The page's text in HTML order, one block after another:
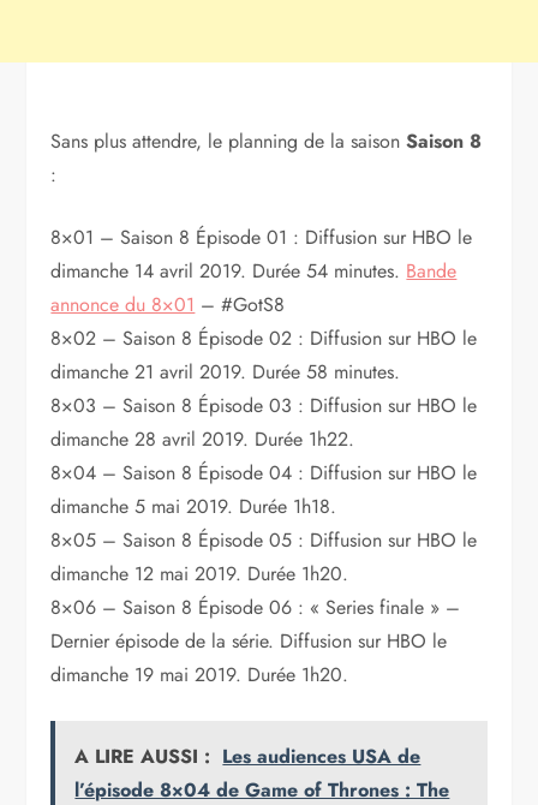
Sans plus attendre, le planning de la saisonSaison 8
:
8×01 – Saison 8 Épisode 01 : Diffusion sur HBO le
dimanche 14 avril 2019. Durée 54 minutes. Bande
annonce du 8×01 – #GotS8
8×02 – Saison 8 Épisode 02 : Diffusion sur HBO le
dimanche 21 avril 2019. Durée 58 minutes.
8×03 – Saison 8 Épisode 03 : Diffusion sur HBO le
dimanche 28 avril 2019. Durée 1h22.
8×04 – Saison 8 Épisode 04 : Diffusion sur HBO le
dimanche 5 mai 2019. Durée 1h18.
8×05 – Saison 8 Épisode 05 : Diffusion sur HBO le
dimanche 12 mai 2019. Durée 1h20.
8×06 – Saison 8 Épisode 06 : « Series finale » –
Dernier épisode de la série. Diffusion sur HBO le
dimanche 19 mai 2019. Durée 1h20.
A LIRE AUSSI : Les audiences USA de
l’épisode 8×04 de Game of Thrones : The